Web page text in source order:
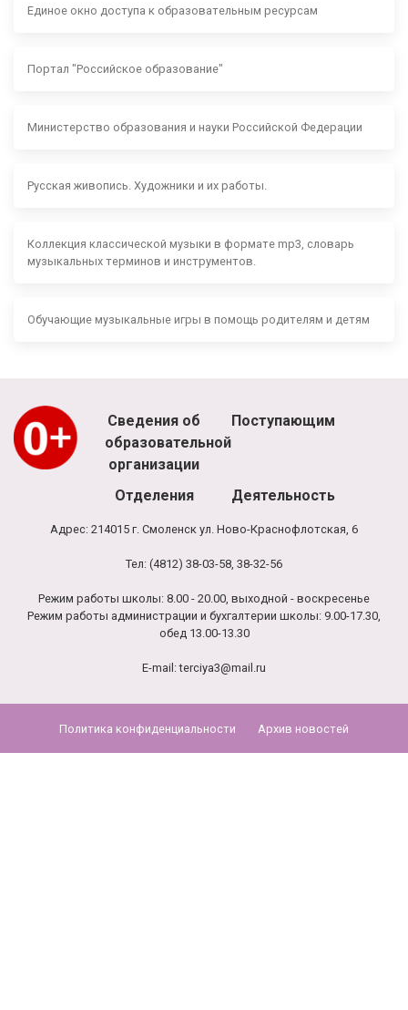
Единое окно доступа к образовательным ресурсам
Портал "Российское образование"
Министерство образования и науки Российской Федерации
Русская живопись. Художники и их работы.
Коллекция классической музыки в формате mp3, словарь
музыкальных терминов и инструментов.
Обучающие музыкальные игры в помощь родителям и детям
Сведения об
образовательной
организации
Поступающим
Отделения Деятельность
Адрес: 214015 г. Смоленск ул. Ново-Краснофлотская, 6
Тел: (4812) 38-03-58, 38-32-56
Режим работы школы: 8.00 - 20.00, выходной - воскресенье
Режим работы администрации и бухгалтерии школы: 9.00-17.30,
обед 13.00-13.30
E-mail:terciya3@mail.ru
Политика конфиденциальности Архив новостей